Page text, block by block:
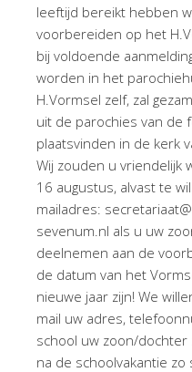
leeftijd bereikt hebben
voorbereiden op het
bij voldoende
worden in het
H.Vormsel zelf, zal
uit de parochies van de
plaatsvinden in de kerk
Wij zouden u vriendelijk
16 augustus, alvast te
mailadres:
sevenum.nl als u uw
deelnemen aan de
de datum van het
nieuwe jaar zijn! We
mail uw adres,
school uw zoon/
na de schoolvakantie zo